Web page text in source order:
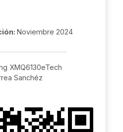
Noviembre 2024
XMQ6130eTech
Sanchéz